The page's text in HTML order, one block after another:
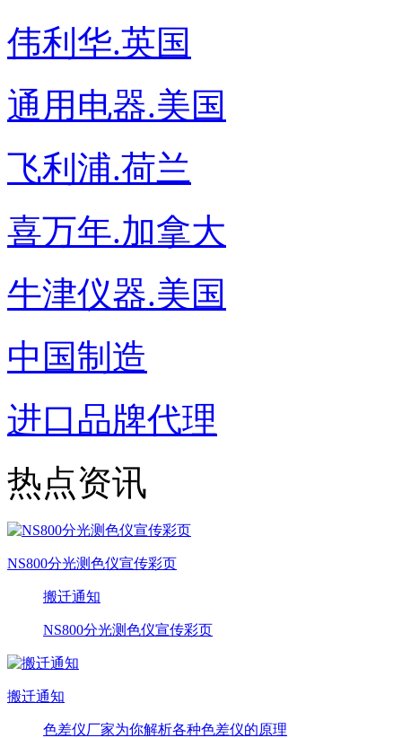
伟利华.英国
通用电器.美国
飞利浦.荷兰
喜万年.加拿大
牛津仪器.美国
中国制造
进口品牌代理
热点资讯
NS800分光测色仪宣传彩页
搬迁通知
NS800分光测色仪宣传彩页
搬迁通知
色差仪厂家为你解析各种色差仪的原理